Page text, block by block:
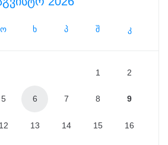
ო ხ პ შ კ
1 2
5 6 7 8 9
12 13 14 15 16